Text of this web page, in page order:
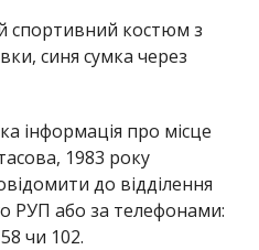
спортивний костюм з
синя сумка через
інформація про місце
1983 року
до відділення
РУП або за телефонами:
чи 102.